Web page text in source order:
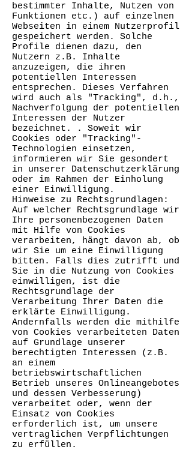
bestimmter Inhalte, Nutzen von
Funktionen etc.) auf einzelnen
Webseiten in einem Nutzerprofil
gespeichert werden. Solche
Profile dienen dazu, den
Nutzern z.B. Inhalte
anzuzeigen, die ihren
potentiellen Interessen
entsprechen. Dieses Verfahren
wird auch als "Tracking", d.h.,
Nachverfolgung der potentiellen
Interessen der Nutzer
bezeichnet. . Soweit wir
Cookies oder "Tracking"-
Technologien einsetzen,
informieren wir Sie gesondert
in unserer Datenschutzerklärung
oder im Rahmen der Einholung
einer Einwilligung.
Hinweise zu Rechtsgrundlagen:
Auf welcher Rechtsgrundlage wir
Ihre personenbezogenen Daten
mit Hilfe von Cookies
verarbeiten, hängt davon ab, ob
wir Sie um eine Einwilligung
bitten. Falls dies zutrifft und
Sie in die Nutzung von Cookies
einwilligen, ist die
Rechtsgrundlage der
Verarbeitung Ihrer Daten die
erklärte Einwilligung.
Andernfalls werden die mithilfe
von Cookies verarbeiteten Daten
auf Grundlage unserer
berechtigten Interessen (z.B.
an einem
betriebswirtschaftlichen
Betrieb unseres Onlineangebotes
und dessen Verbesserung)
verarbeitet oder, wenn der
Einsatz von Cookies
erforderlich ist, um unsere
vertraglichen Verpflichtungen
zu erfüllen.